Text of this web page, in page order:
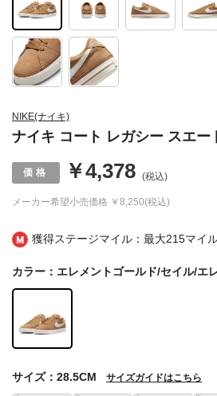
獲得ステージマイル：最大215マイ
NIKE(ナイキ)
ナイキ コート レガシー スエー
メーカー希望小売価格 ￥8,250(税込)
￥4,378 (税込)
カラー：エレメントゴールド/セイル/エ
サイズ：28.5CM サイズガイドはこちら